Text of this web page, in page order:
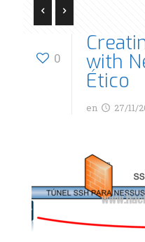
0 with
Ético
en 27/11/